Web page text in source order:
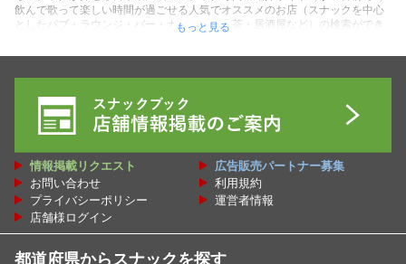
飲んで歌って楽しい時間が過ごせる人気でオススメのお店（スナックを中心
としたパブ・ラウンジ・バー・カラオケ・喫茶・居酒屋など）の検索ができ
表示順でのスナック人気ランキングなど、苫前町にあるお店探しに役立つコ
らも確認できるコンテンツもご用意！料金システムを確認してご予算に合う
素敵なお店を探してください♪ぜひ苫前町にある最高のスナック（居場所）が
見つかれば嬉しいです！貴方の人生の１ページに最高のスナックをブックマ
もっと見る
都道府県からスナックを探す
情報掲載リクエスト
広告販売パートナー募集
お問い合わせ
利用規約
プライバシーポリシー
運営者情報
店舗様ログイン